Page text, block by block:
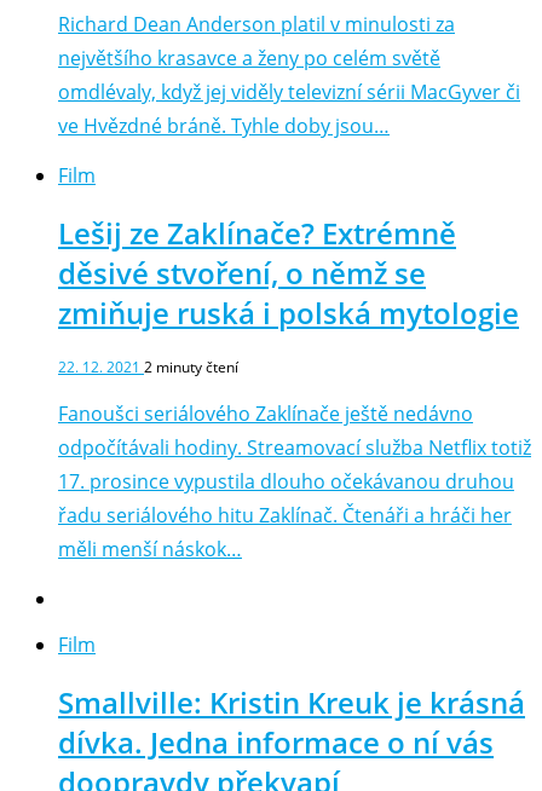
Richard Dean Anderson platil v minulosti za
největšího krasavce a ženy po celém světě
omdlévaly, když jej viděly televizní sérii MacGyver či
ve Hvězdné bráně. Tyhle doby jsou…
Film
Lešij ze Zaklínače? Extrémně
děsivé stvoření, o němž se
zmiňuje ruská i polská mytologie
22. 12. 2021 2 minuty čtení
Fanoušci seriálového Zaklínače ještě nedávno
odpočítávali hodiny. Streamovací služba Netflix totiž
17. prosince vypustila dlouho očekávanou druhou
řadu seriálového hitu Zaklínač. Čtenáři a hráči her
měli menší náskok…
Film
Smallville: Kristin Kreuk je krásná
dívka. Jedna informace o ní vás
doopravdy překvapí